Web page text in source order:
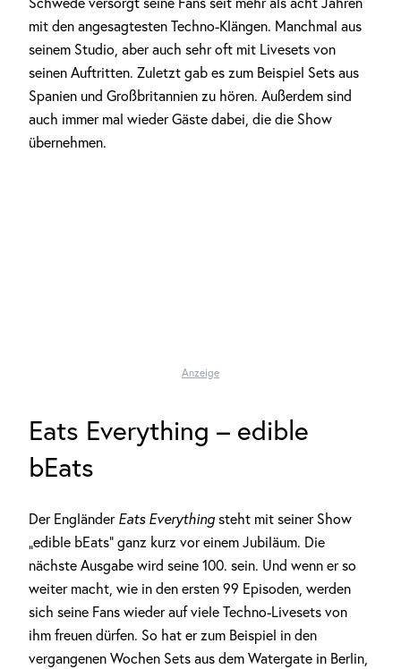
mit den angesagtesten Techno-Klängen. Manchmal aus
seinem Studio, aber auch sehr oft mit Livesets von
seinen Auftritten. Zuletzt gab es zum Beispiel Sets aus
Spanien und Großbritannien zu hören. Außerdem sind
auch immer mal wieder Gäste dabei, die die Show
übernehmen.
Anzeige
Eats Everything – edible
bEats
Der Engländer Eats Everything steht mit seiner Show
„edible bEats“ ganz kurz vor einem Jubiläum. Die
nächste Ausgabe wird seine 100. sein. Und wenn er so
weiter macht, wie in den ersten 99 Episoden, werden
sich seine Fans wieder auf viele Techno-Livesets von
ihm freuen dürfen. So hat er zum Beispiel in den
vergangenen Wochen Sets aus dem Watergate in Berlin,